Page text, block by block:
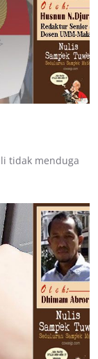
tidak menduga